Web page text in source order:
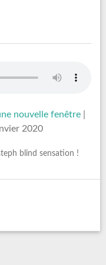
nouvelle fenêtre
2020
blind sensation !